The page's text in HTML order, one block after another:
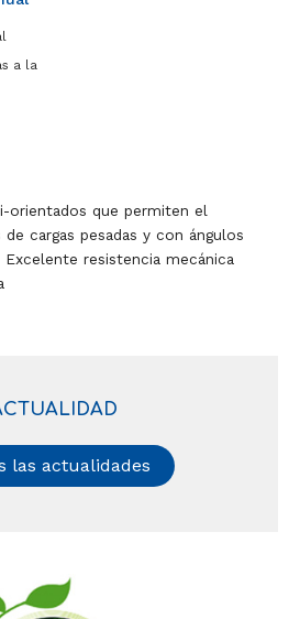
a la
orientados que permiten el
cargas pesadas y con ángulos
Excelente resistencia mecánica
las actualidades